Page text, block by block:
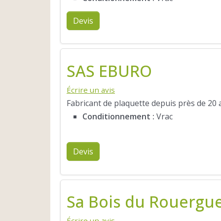
Devis
SAS EBURO
Écrire un avis
Fabricant de plaquette depuis près de 20
Conditionnement : Vrac
Devis
Sa Bois du